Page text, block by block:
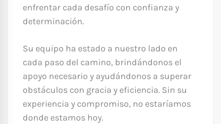
enfrentar cada desafío con confianza y
determinación.
Su equipo ha estado a nuestro lado en
cada paso del camino, brindándonos el
apoyo necesario y ayudándonos a superar
obstáculos con gracia y eficiencia. Sin su
experiencia y compromiso, no estaríamos
donde estamos hoy.